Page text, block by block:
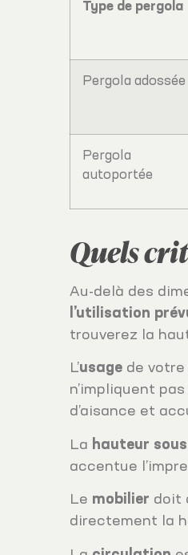
Type de pergola
Pergola adossée
Pergola
autoportée
Quels
Au-delà des
l’utilisation
trouverez la
L’usage de votre
n’impliquent
d’aisance et
La hauteur
accentue
Le mobilier doit
directement la